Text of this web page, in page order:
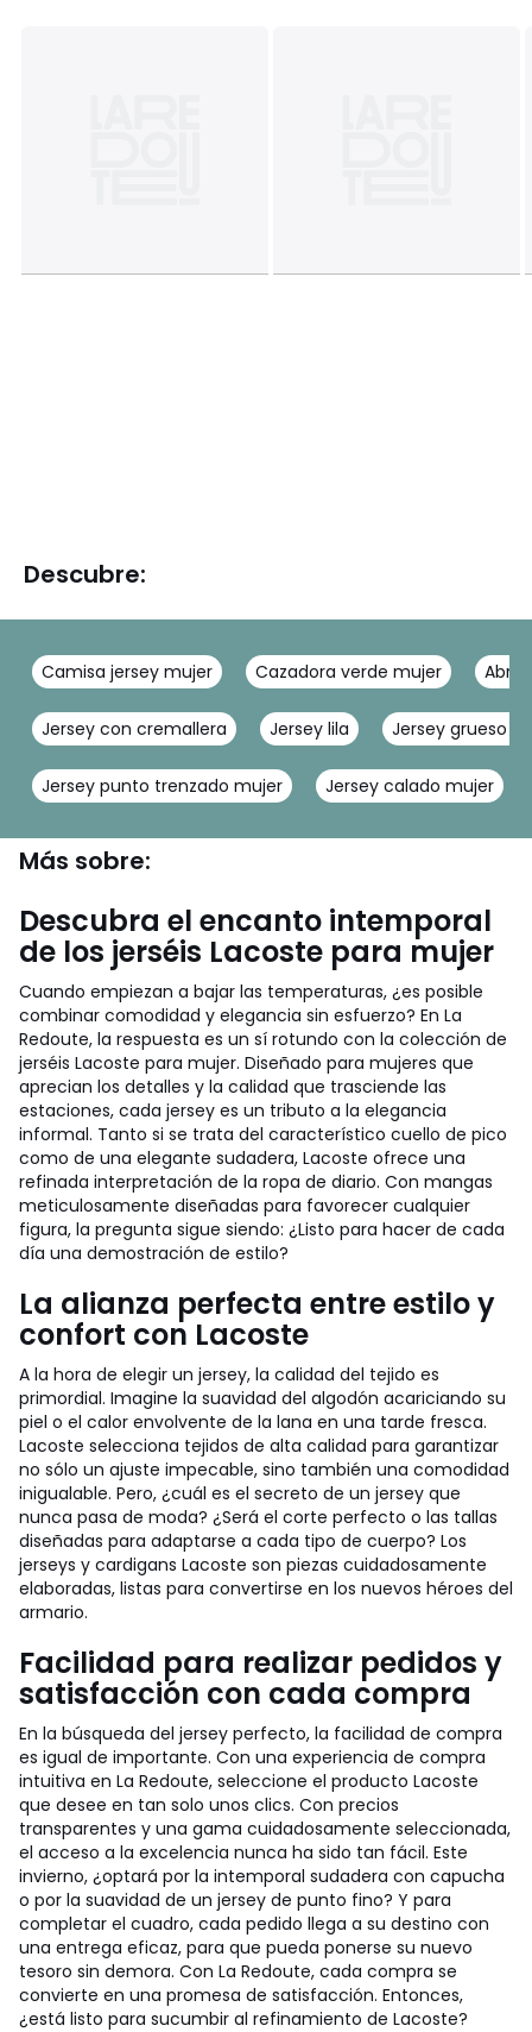
Descubre:
Camisa jersey mujer Cazadora verde mujer
Jersey con cremallera Jersey lila Jersey grueso
Jersey punto trenzado mujer Jersey calado mujer
Más sobre:
Descubra el encanto intemporal
de los jerséis Lacoste para mujer
Cuando empiezan a bajar las temperaturas, ¿es posible
combinar comodidad y elegancia sin esfuerzo? En La
Redoute, la respuesta es un sí rotundo con la colección de
jerséis Lacoste para mujer. Diseñado para mujeres que
aprecian los detalles y la calidad que trasciende las
estaciones, cada jersey es un tributo a la elegancia
informal. Tanto si se trata del característico cuello de pico
como de una elegante sudadera, Lacoste ofrece una
refinada interpretación de la ropa de diario. Con mangas
meticulosamente diseñadas para favorecer cualquier
figura, la pregunta sigue siendo: ¿Listo para hacer de cada
día una demostración de estilo?
La alianza perfecta entre estilo y
confort con Lacoste
A la hora de elegir un jersey, la calidad del tejido es
primordial. Imagine la suavidad del algodón acariciando su
piel o el calor envolvente de la lana en una tarde fresca.
Lacoste selecciona tejidos de alta calidad para garantizar
no sólo un ajuste impecable, sino también una comodidad
inigualable. Pero, ¿cuál es el secreto de un jersey que
nunca pasa de moda? ¿Será el corte perfecto o las tallas
diseñadas para adaptarse a cada tipo de cuerpo? Los
jerseys y cardigans Lacoste son piezas cuidadosamente
elaboradas, listas para convertirse en los nuevos héroes del
armario.
Facilidad para realizar pedidos y
satisfacción con cada compra
En la búsqueda del jersey perfecto, la facilidad de compra
es igual de importante. Con una experiencia de compra
intuitiva en La Redoute, seleccione el producto Lacoste
que desee en tan solo unos clics. Con precios
transparentes y una gama cuidadosamente seleccionada,
el acceso a la excelencia nunca ha sido tan fácil. Este
invierno, ¿optará por la intemporal sudadera con capucha
o por la suavidad de un jersey de punto fino? Y para
completar el cuadro, cada pedido llega a su destino con
una entrega eficaz, para que pueda ponerse su nuevo
tesoro sin demora. Con La Redoute, cada compra se
convierte en una promesa de satisfacción. Entonces,
¿está listo para sucumbir al refinamiento de Lacoste?